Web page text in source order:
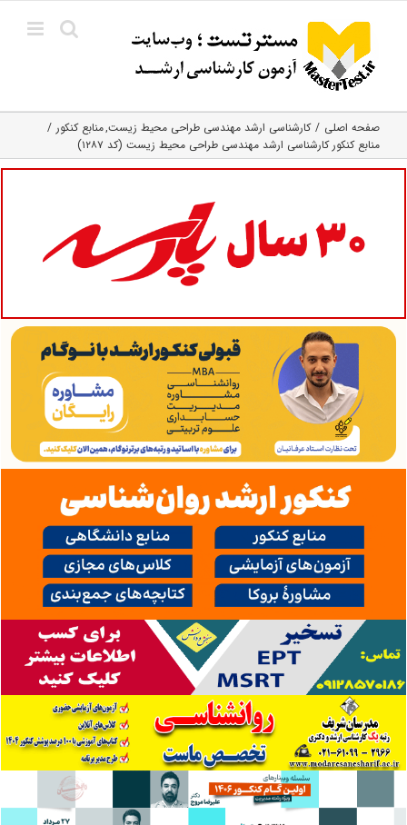
content
صفحه اصلی کارشناسی ارشد مهندسی طراحی محیط زیست منابع کنکور
منابع کنکور کارشناسی ارشد مهندسی طراحی محیط زیست (کد ۱۲۸۷)